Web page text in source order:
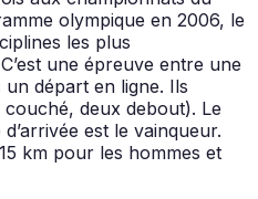
olympique en 2006, le
les plus
une épreuve entre une
départ en ligne. Ils
deux debout). Le
est le vainqueur.
km pour les hommes et